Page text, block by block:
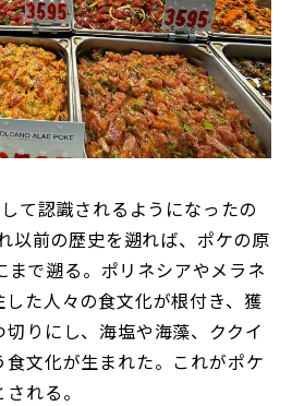
て認識されるようになったの
以前の歴史を遡れば、ポケの原
で遡る。ポリネシアやメラネ
た人々の食文化が根付き、獲
りにし、海塩や海藻、ククイ
文化が生まれた。これがポケ
れる。